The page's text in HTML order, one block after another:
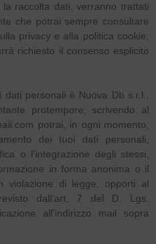
raccolta dati, verranno trattati
che potrai sempre consultare
privacy e alla politica cookie;
richiesto il consenso esplicito
personali è Nuova Db s.r.l.,
protempore; scrivendo al
potrai, in ogni momento,
dei tuoi dati personali,
o l’integrazione degli stessi,
in forma anonima o il
violazione di legge, opporti al
dall’art. 7 del D. Lgs.
all’indirizzo mail sopra